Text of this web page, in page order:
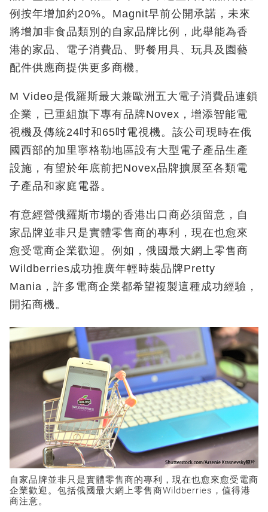
例按年增加約20%。Magnit早前公開承諾，未來
將增加非食品類別的自家品牌比例，此舉能為香
港的家品、電子消費品、野餐用具、玩具及園藝
配件供應商提供更多商機。
M Video是俄羅斯最大兼歐洲五大電子消費品連鎖
企業，已重組旗下專有品牌Novex，增添智能電
視機及傳統24吋和65吋電視機。該公司現時在俄
國西部的加里寧格勒地區設有大型電子產品生產
設施，有望於年底前把Novex品牌擴展至各類電
子產品和家庭電器。
有意經營俄羅斯市場的香港出口商必須留意，自
家品牌並非只是實體零售商的專利，現在也愈來
愈受電商企業歡迎。例如，俄國最大網上零售商
Wildberries成功推廣年輕時裝品牌Pretty
Mania，許多電商企業都希望複製這種成功經驗，
開拓商機。
自家品牌並非只是實體零售商的專利，現在也愈來愈受電商
企業歡迎。包括俄國最大網上零售商Wildberries，值得港
商注意。